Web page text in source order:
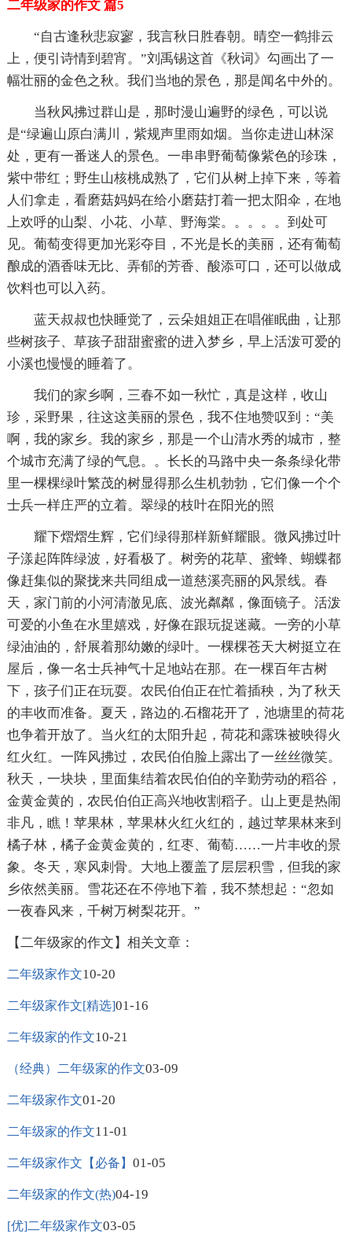
二年级家的作文 篇5
“自古逢秋悲寂寥，我言秋日胜春朝。晴空一鹤排云
上，便引诗情到碧宵。”刘禹锡这首《秋词》勾画出了一
幅壮丽的金色之秋。我们当地的景色，那是闻名中外的。
当秋风拂过群山是，那时漫山遍野的绿色，可以说
是“绿遍山原白满川，紫规声里雨如烟。当你走进山林深
处，更有一番迷人的景色。一串串野葡萄像紫色的珍珠，
紫中带红；野生山核桃成熟了，它们从树上掉下来，等着
人们拿走，看磨菇妈妈在给小磨菇打着一把太阳伞，在地
上欢呼的山梨、小花、小草、野海棠。。。。。到处可
见。葡萄变得更加光彩夺目，不光是长的美丽，还有葡萄
酿成的酒香味无比、弄郁的芳香、酸添可口，还可以做成
饮料也可以入药。
蓝天叔叔也快睡觉了，云朵姐姐正在唱催眠曲，让那
些树孩子、草孩子甜甜蜜蜜的进入梦乡，早上活泼可爱的
小溪也慢慢的睡着了。
我们的家乡啊，三春不如一秋忙，真是这样，收山
珍，采野果，往这这美丽的景色，我不住地赞叹到：“美
啊，我的家乡。我的家乡，那是一个山清水秀的城市，整
个城市充满了绿的气息。。长长的马路中央一条条绿化带
里一棵棵绿叶繁茂的树显得那么生机勃勃，它们像一个个
士兵一样庄严的立着。翠绿的枝叶在阳光的照
耀下熠熠生辉，它们绿得那样新鲜耀眼。微风拂过叶
子漾起阵阵绿波，好看极了。树旁的花草、蜜蜂、蝴蝶都
像赶集似的聚拢来共同组成一道慈溪亮丽的风景线。春
天，家门前的小河清澈见底、波光粼粼，像面镜子。活泼
可爱的小鱼在水里嬉戏，好像在跟玩捉迷藏。一旁的小草
绿油油的，舒展着那幼嫩的绿叶。一棵棵苍天大树挺立在
屋后，像一名士兵神气十足地站在那。在一棵百年古树
下，孩子们正在玩耍。农民伯伯正在忙着插秧，为了秋天
的丰收而准备。夏天，路边的.石榴花开了，池塘里的荷花
也争着开放了。当火红的太阳升起，荷花和露珠被映得火
红火红。一阵风拂过，农民伯伯脸上露出了一丝丝微笑。
秋天，一块块，里面集结着农民伯伯的辛勤劳动的稻谷，
金黄金黄的，农民伯伯正高兴地收割稻子。山上更是热闹
非凡，瞧！苹果林，苹果林火红火红的，越过苹果林来到
橘子林，橘子金黄金黄的，红枣、葡萄……一片丰收的景
象。冬天，寒风刺骨。大地上覆盖了层层积雪，但我的家
乡依然美丽。雪花还在不停地下着，我不禁想起：“忽如
一夜春风来，千树万树梨花开。”
【二年级家的作文】相关文章：
二年级家作文10-20
二年级家作文[精选]01-16
二年级家的作文10-21
（经典）二年级家的作文03-09
二年级家作文01-20
二年级家的作文11-01
二年级家作文【必备】 01-05
二年级家的作文(热)04-19
[优]二年级家作文03-05